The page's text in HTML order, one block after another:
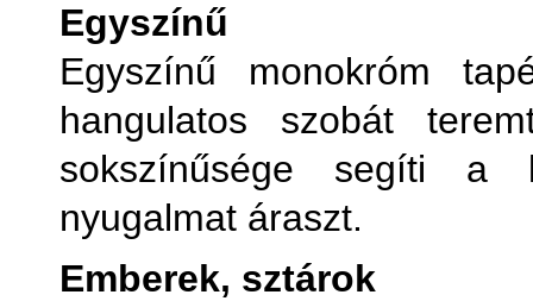
Egyszínű
Egyszínű monokróm
hangulatos szobát
sokszínűsége segíti a
nyugalmat áraszt.
Emberek, sztárok